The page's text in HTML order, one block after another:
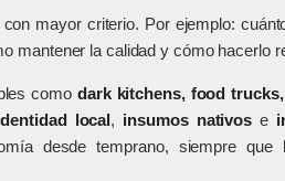
mayor criterio. Por ejemplo:
mantener la calidad y cómo hacerlo
como dark kitchens, food
local, insumos nativos e
desde temprano, siempre que